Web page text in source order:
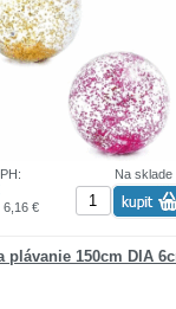
Na sklade
6,16 €
plávanie 150cm DIA